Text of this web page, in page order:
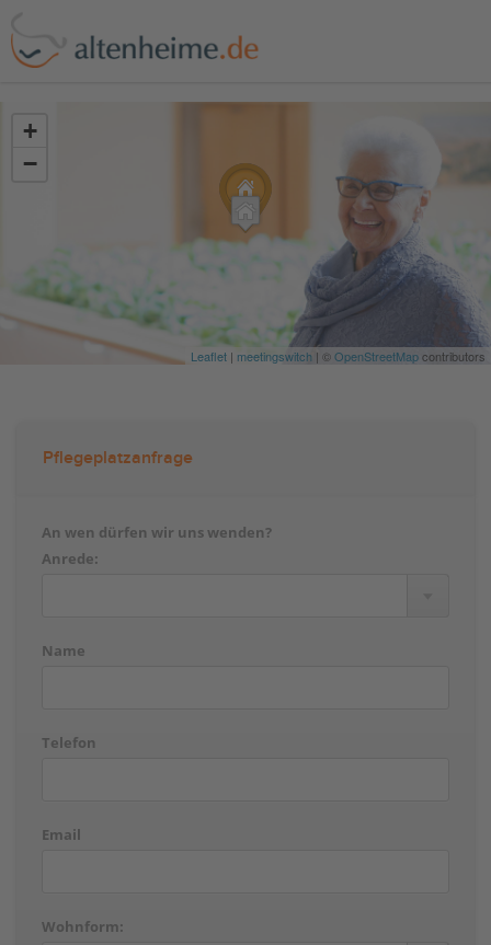
+
−
Leaflet | meetingswitch | ©OpenStreetMapcontributors
Pflegeplatzanfrage
An wen dürfen wir uns wenden?
Anrede:
Name
Telefon
Email
Wohnform: